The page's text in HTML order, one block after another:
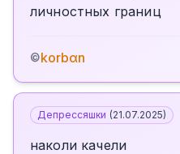
личностных границ
©korbαn
Депрессяшки (21.07.2025)
наколи качели